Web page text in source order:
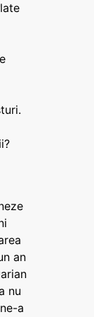
an
nu
a